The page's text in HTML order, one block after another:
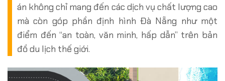
án không chỉ mang đến các dịch vụ chất lượng cao
mà còn góp phần định hình Đà Nẵng như một
điểm đến “an toàn, văn minh, hấp dẫn” trên bản
đồ du lịch thế giới.